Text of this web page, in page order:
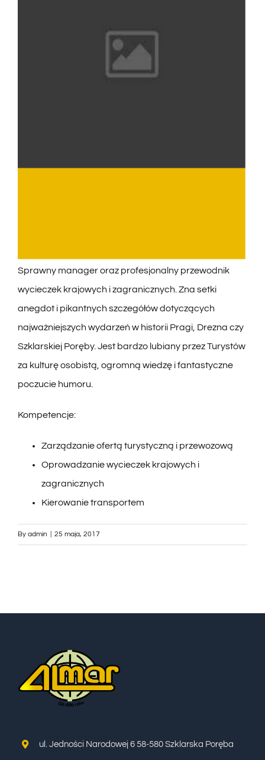
Sprawny manager oraz profesjonalny przewodnik
wycieczek krajowych i zagranicznych. Zna setki
anegdot i pikantnych szczegółów dotyczących
najważniejszych wydarzeń w historii Pragi, Drezna czy
Szklarskiej Poręby. Jest bardzo lubiany przez Turystów
za kulturę osobistą, ogromną wiedzę i fantastyczne
poczucie humoru.
Kompetencje:
Zarządzanie ofertą turystyczną i przewozową
Oprowadzanie wycieczek krajowych i
zagranicznych
Kierowanie transportem
By admin 25 maja, 2017
ul. Jedności Narodowej 6 58-580 Szklarska Poręba